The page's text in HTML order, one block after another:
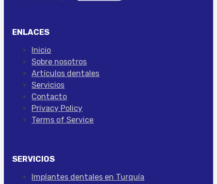
ENLACES
Inicio
Sobre nosotros
Artículos dentales
Servicios
Contacto
Privacy Policy
Terms of Service
SERVICIOS
Implantes dentales en Turquía